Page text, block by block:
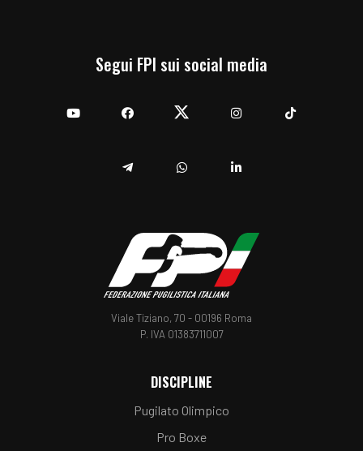
Segui FPI sui social media
Viale Tiziano, 70 - 00196 Roma
P. IVA 01383711007
DISCIPLINE
Pugilato Olimpico
Pro Boxe